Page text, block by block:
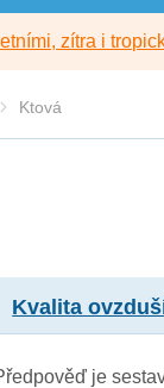
zítra i
Ktová
Kvalita
je